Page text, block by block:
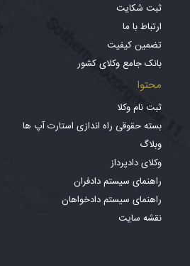
ثبت شکایت
ارتباط با ما
تضمین کیفیت
بانک جامع وکلای کشور
محتوا
ثبت نام وکلا
بسته حقوقی راه اندازی استارت آپ ها
وبلاگ
وکلای دادپرداز
راهنمای سیستم دادفران
راهنمای سیستم دادخواهان
نقشه سایت